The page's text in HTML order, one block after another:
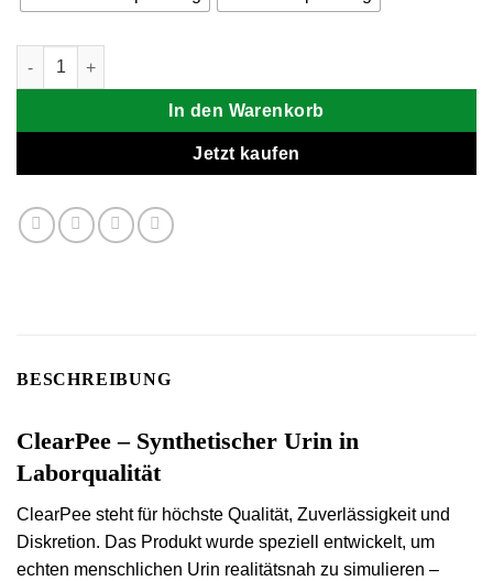
ClearPee Fake Urin Menge
In den Warenkorb
Jetzt kaufen
BESCHREIBUNG
ClearPee – Synthetischer Urin in
Laborqualität
ClearPee steht für höchste Qualität, Zuverlässigkeit und
Diskretion. Das Produkt wurde speziell entwickelt, um
echten menschlichen Urin realitätsnah zu simulieren –